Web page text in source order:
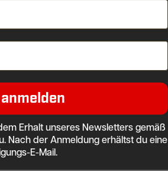
Erhalt unseres Newsletters gemäß
Nach der Anmeldung erhältst du eine
E-Mail.